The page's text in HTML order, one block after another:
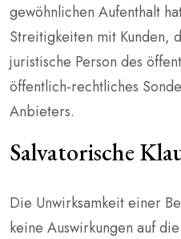
gewöhnlichen Aufenthalt
Streitigkeiten mit Kunden,
juristische Person des
öffentlich-rechtliches
Anbieters.
Salvatorische
Die Unwirksamkeit einer
keine Auswirkungen auf